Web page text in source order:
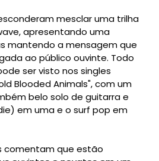
mesclar uma trilha
apresentando uma
mantendo a mensagem que
ao público ouvinte. Todo
ser visto nos singles
Blooded Animals", com um
belo solo de guitarra e
em uma e o surf pop em
comentam que estão